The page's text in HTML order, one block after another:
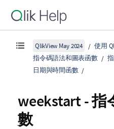
QlikView May 2024
使用
指令碼語法和圖表函數
日期與時間函數
weekstart -
數